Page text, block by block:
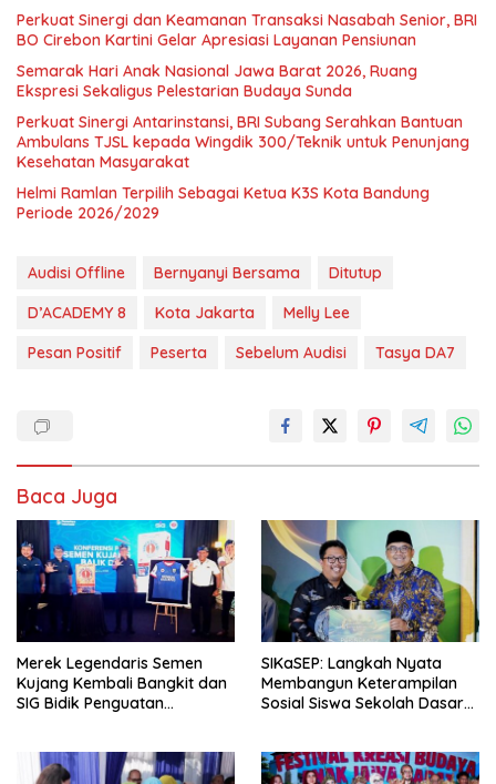
Perkuat Sinergi dan Keamanan Transaksi Nasabah Senior, BRI
BO Cirebon Kartini Gelar Apresiasi Layanan Pensiunan
Semarak Hari Anak Nasional Jawa Barat 2026, Ruang
Ekspresi Sekaligus Pelestarian Budaya Sunda
Perkuat Sinergi Antarinstansi, BRI Subang Serahkan Bantuan
Ambulans TJSL kepada Wingdik 300/Teknik untuk Penunjang
Kesehatan Masyarakat
Helmi Ramlan Terpilih Sebagai Ketua K3S Kota Bandung
Periode 2026/2029
Audisi Offline Bernyanyi Bersama
Ditutup
D’ACADEMY 8
Kota Jakarta
Melly Lee
Pesan Positif
Peserta Sebelum Audisi Tasya DA7
Baca Juga
Merek Legendaris Semen
Kujang Kembali Bangkit dan
SIG Bidik Penguatan
SIKaSEP: Langkah Nyata
Membangun Keterampilan
Sosial Siswa Sekolah Dasar